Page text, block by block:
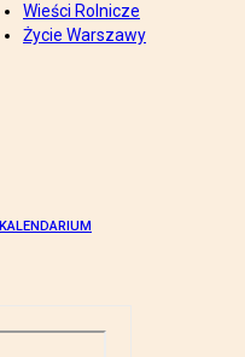
Wieści Rolnicze
Życie Warszawy
KALENDARIUM